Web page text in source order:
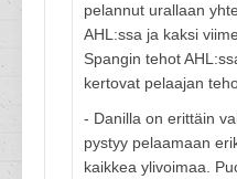
pelannut urallaan
AHL:ssa ja kaksi
Spangin tehot
kertovat pelaajan
- Danilla on erittäin
pystyy pelaamaan
kaikkea ylivoimaa.